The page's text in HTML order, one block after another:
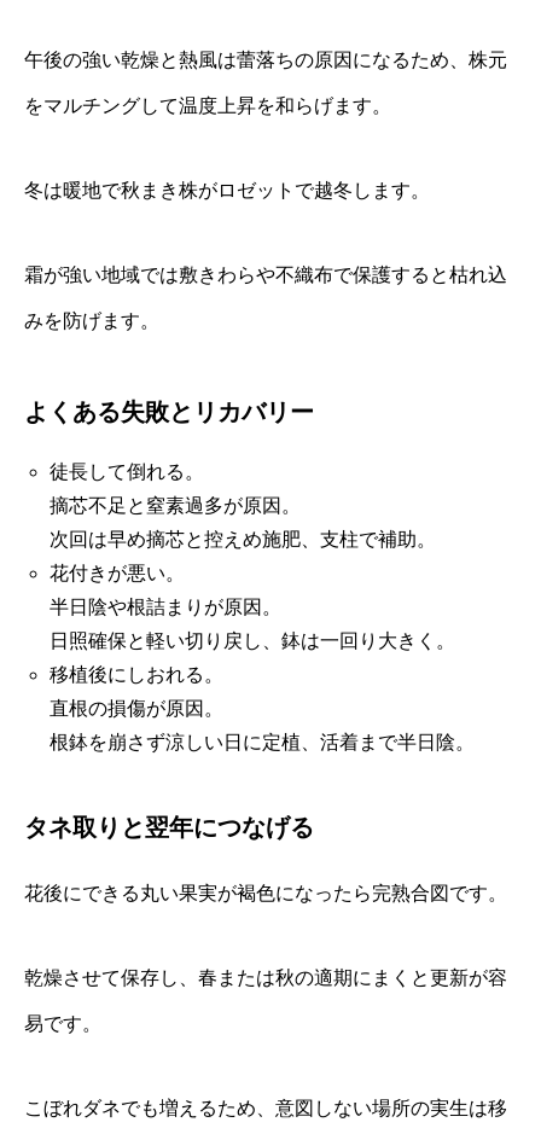
午後の強い乾燥と熱風は蕾落ちの原因になるため、株元
をマルチングして温度上昇を和らげます。
冬は暖地で秋まき株がロゼットで越冬します。
霜が強い地域では敷きわらや不織布で保護すると枯れ込
みを防げます。
よくある失敗とリカバリー
徒長して倒れる。
摘芯不足と窒素過多が原因。
次回は早め摘芯と控えめ施肥、支柱で補助。
花付きが悪い。
半日陰や根詰まりが原因。
日照確保と軽い切り戻し、鉢は一回り大きく。
移植後にしおれる。
直根の損傷が原因。
根鉢を崩さず涼しい日に定植、活着まで半日陰。
タネ取りと翌年につなげる
花後にできる丸い果実が褐色になったら完熟合図です。
乾燥させて保存し、春または秋の適期にまくと更新が容
易です。
こぼれダネでも増えるため、意図しない場所の実生は移